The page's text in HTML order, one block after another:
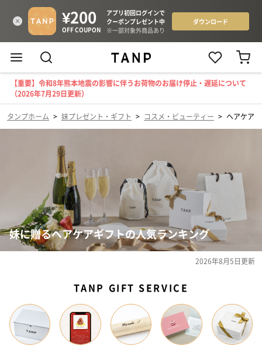
【重要】令和8年熊本地震の影響に伴うお荷物のお届け停止・遅延について
（2026年7月29日更新）
タンプホーム > 妹プレゼント・ギフト > コスメ・ビューティー > ヘアケア
妹に贈るヘアケアギフトの人気ランキング
2026年8月5日更新
TANP GIFT SERVICE